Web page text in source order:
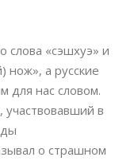
слова «сэшхуэ» и
нож», а русские
для нас словом.
в
о страшном